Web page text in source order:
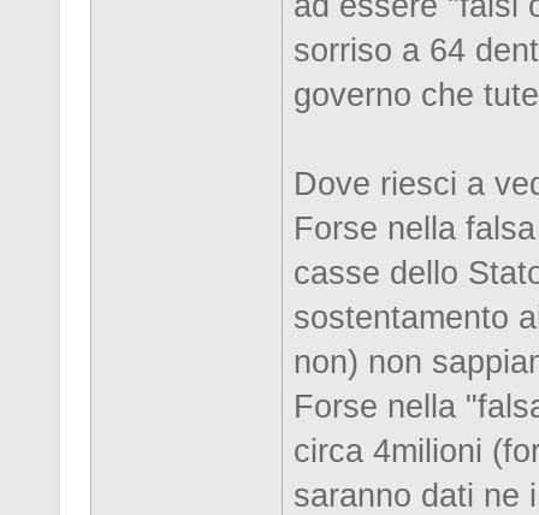
sorriso a 64
governo che
Dove riesci a
Forse nella
casse dello
sostentamento
non) non
Forse nella
circa 4milioni
saranno dati ne